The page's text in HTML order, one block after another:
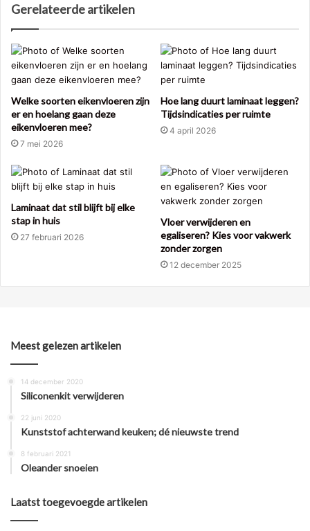
Gerelateerde artikelen
Welke soorten eikenvloeren zijn
er en hoelang gaan deze
eikenvloeren mee?
7 mei 2026
Hoe lang duurt laminaat leggen?
Tijdsindicaties per ruimte
4 april 2026
Laminaat dat stil blijft bij elke
stap in huis
27 februari 2026
Vloer verwijderen en
egaliseren? Kies voor vakwerk
zonder zorgen
12 december 2025
Meest gelezen artikelen
14 december 2020
Siliconenkit verwijderen
22 juni 2020
Kunststof achterwand keuken; dé nieuwste trend
8 februari 2021
Oleander snoeien
Laatst toegevoegde artikelen